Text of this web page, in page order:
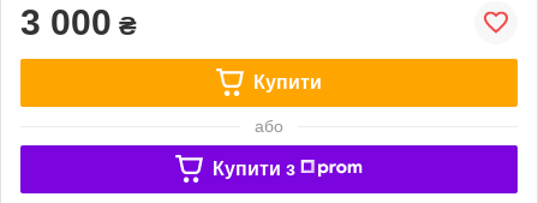
3 000 ₴
Купити
або
Купити з